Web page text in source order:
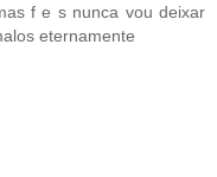
f e s nunca vou deixar
eternamente